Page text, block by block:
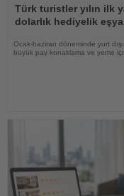
Oku
Türk turistler yılın ilk
dolarlık hediyelik
Ocak-haziran döneminde yurt
büyük pay konaklama ve yeme